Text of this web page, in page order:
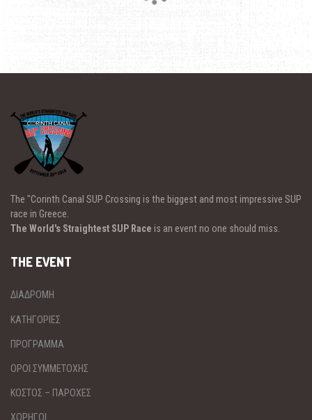
The "Corinth Canal SUP Crossing is the biggest and most impressive SUP
race in Greece.
The World's Straightest SUP Race is an event no one should miss.
THE EVENT
ΔΙΑΔΡΟΜΗ
ΚΑΤΗΓΟΡΙΕΣ
ΠΡΟΓΡΑΜΜΑ
ΟΡΟΙ ΣΥΜΜΕΤΟΧΗΣ
ΚΟΣΤΟΣ – ΠΑΡΟΧΕΣ
ΧΟΡΗΓΟΙ